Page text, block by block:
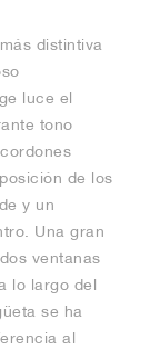
distintiva
luce el
tono
de los
y un
Una gran
ventanas
lo largo del
se ha
al